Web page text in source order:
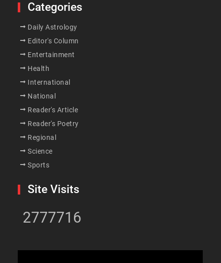
Categories
Daily Astrology
Editor's Column
Entertainment
Health
International
National
Reader's Article
Reader's Poetry
Regional
Science
Sports
Site Visits
2777716